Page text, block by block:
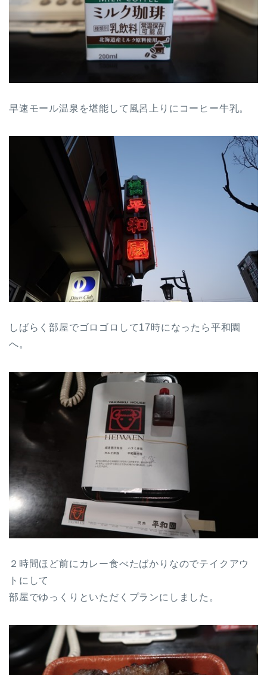
早速モール温泉を堪能して風呂上りにコーヒー牛乳。
しばらく部屋でゴロゴロして17時になったら平和園
へ。
２時間ほど前にカレー食べたばかりなのでテイクアウ
トにして
部屋でゆっくりといただくプランにしました。